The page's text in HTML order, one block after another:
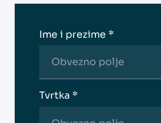
Ime i prezime *
Tvrtka *